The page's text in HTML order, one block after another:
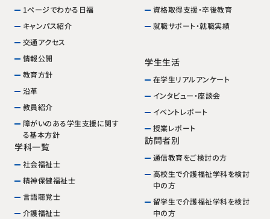
1ページでわかる日福
キャンパス紹介
交通アクセス
情報公開
教育方針
沿革
教員紹介
障がいのある学生支援に関す
る基本方針
学科一覧
社会福祉士
精神保健福祉士
言語聴覚士
介護福祉士
資格取得支援・卒後教育
就職サポート・就職実績
学生生活
在学生リアルアンケート
インタビュー・座談会
イベントレポート
授業レポート
訪問者別
通信教育をご検討の方
高校生で介護福祉学科を検討
中の方
留学生で介護福祉学科を検討
中の方